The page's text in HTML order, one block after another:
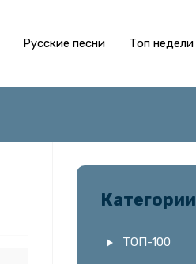
Русские песни Топ недели
Категории
ТОП-100